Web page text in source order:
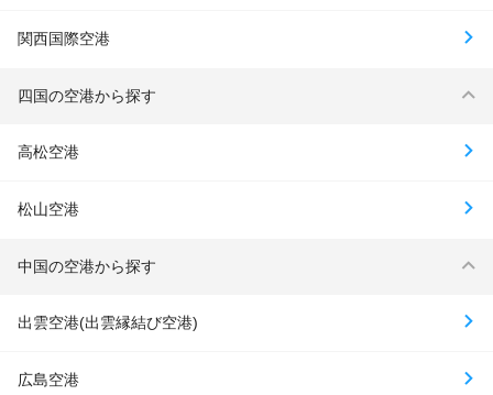
関西国際空港
四国の空港から探す
高松空港
松山空港
中国の空港から探す
出雲空港(出雲縁結び空港)
広島空港